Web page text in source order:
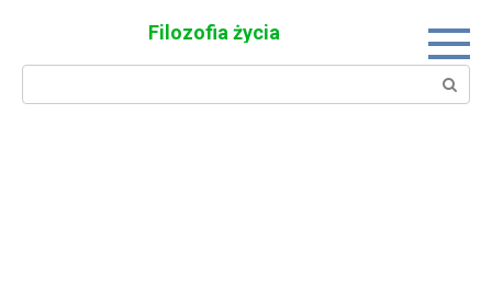
Filozofia życia
Search: